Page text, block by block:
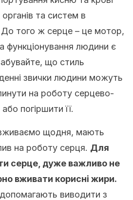
органів та систем в
До того ж серце – це мотор,
функціонування людини є
що стиль
звички людини можуть
на роботу серцево-
погіршити її.
щодня, мають
на роботу серця. Для
серце, дуже важливо не
вживати корисні жири.
виводити з